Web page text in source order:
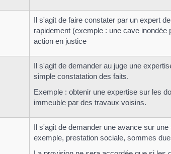
Il s'agit de faire constater par un expert
rapidement (exemple : une cave
action en justice
Il s'agit de demander au juge une
simple constatation des faits.
Exemple : obtenir une expertise sur les
immeuble par des travaux voisins.
Il s'agit de demander une avance sur
exemple, prestation sociale, sommes